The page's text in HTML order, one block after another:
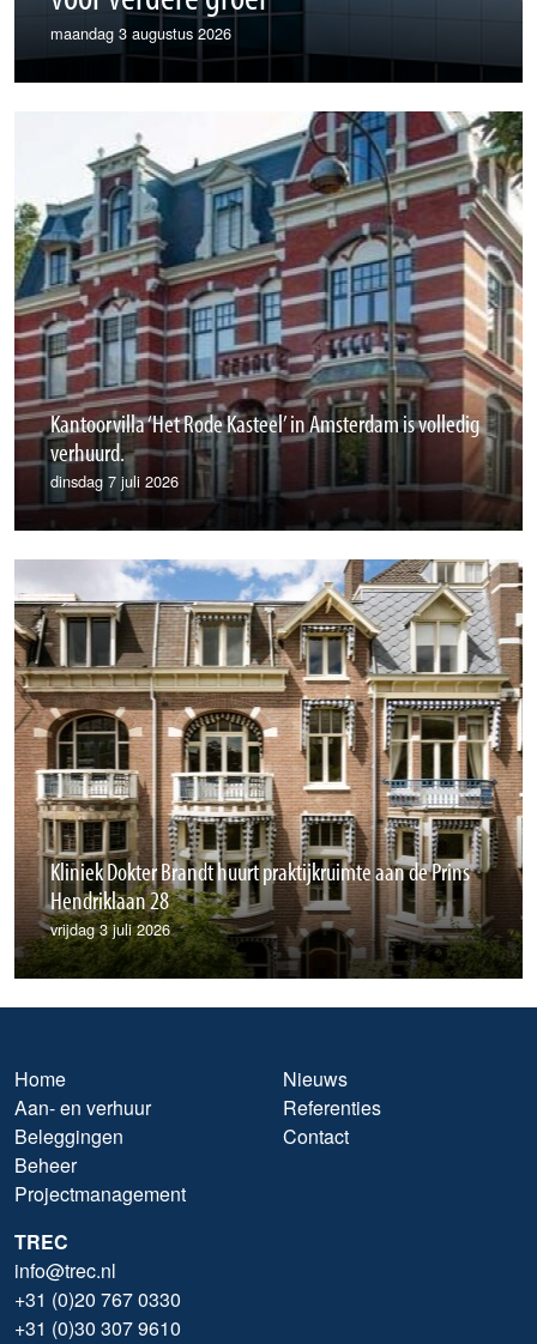
maandag 3 augustus 2026
Kantoorvilla ‘Het Rode Kasteel’ in Amsterdam is volledig
verhuurd.
dinsdag 7 juli 2026
Kliniek Dokter Brandt huurt praktijkruimte aan de Prins
Hendriklaan 28
vrijdag 3 juli 2026
Home
Aan- en verhuur
Beleggingen
Beheer
Projectmanagement
Nieuws
Referenties
Contact
TREC
info@trec.nl
+31 (0)20 767 0330
+31 (0)30 307 9610